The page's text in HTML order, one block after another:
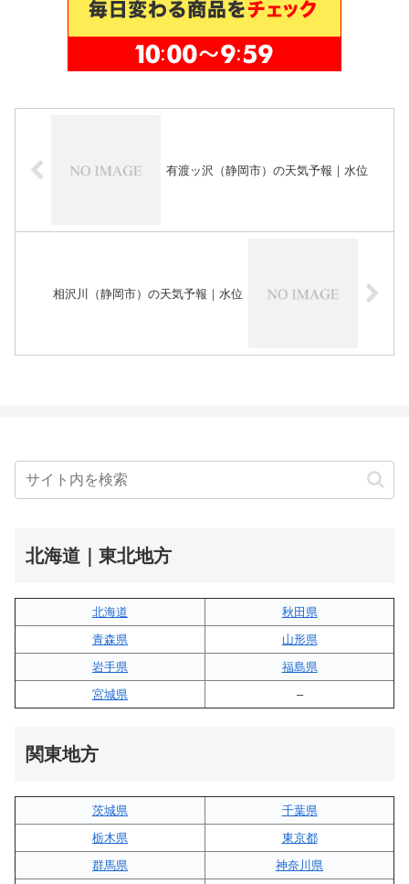
有渡ッ沢（静岡市）の天気予報｜水位
相沢川（静岡市）の天気予報｜水位
北海道｜東北地方
北海道
秋田県
青森県
山形県
岩手県
福島県
宮城県
–
関東地方
茨城県
千葉県
栃木県
東京都
群馬県
神奈川県